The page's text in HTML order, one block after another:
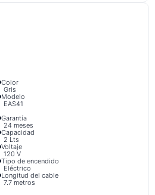
Color
Gris
Modelo
EAS41
Garantía
24 meses
Capacidad
2 Lts
Voltaje
120 V
Tipo de encendido
Eléctrico
Longitud del cable
7.7 metros